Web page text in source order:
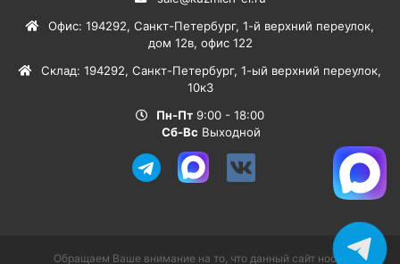
Офис: 194292, Санкт-Петербург, 1-й верхний переулок,
дом 12в, офис 122
Склад: 194292, Санкт-Петербург, 1-ый верхний переулок,
10к3
Пн-Пт 9:00 - 18:00
Сб-Вс Выходной
Обращаем Ваше внимание на то, что данный сайт носит